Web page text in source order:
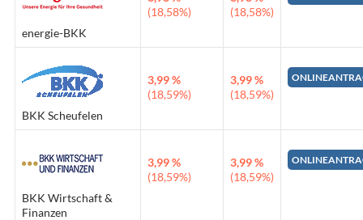
energie-BKK
(18,58%)
(18,58%)
BKK Scheufelen
3,99 %
(18,59%)
3,99 %
(18,59%)
BKK Wirtschaft &
Finanzen
3,99 %
(18,59%)
3,99 %
(18,59%)